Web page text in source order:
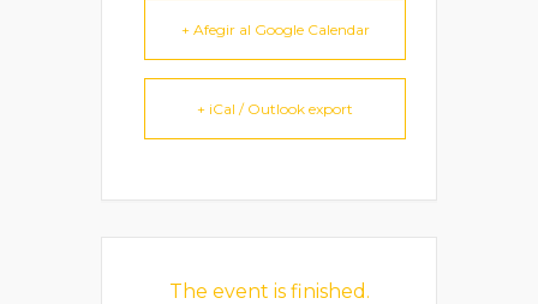
+ Afegir al Google Calendar
+ iCal / Outlook export
The event is finished.